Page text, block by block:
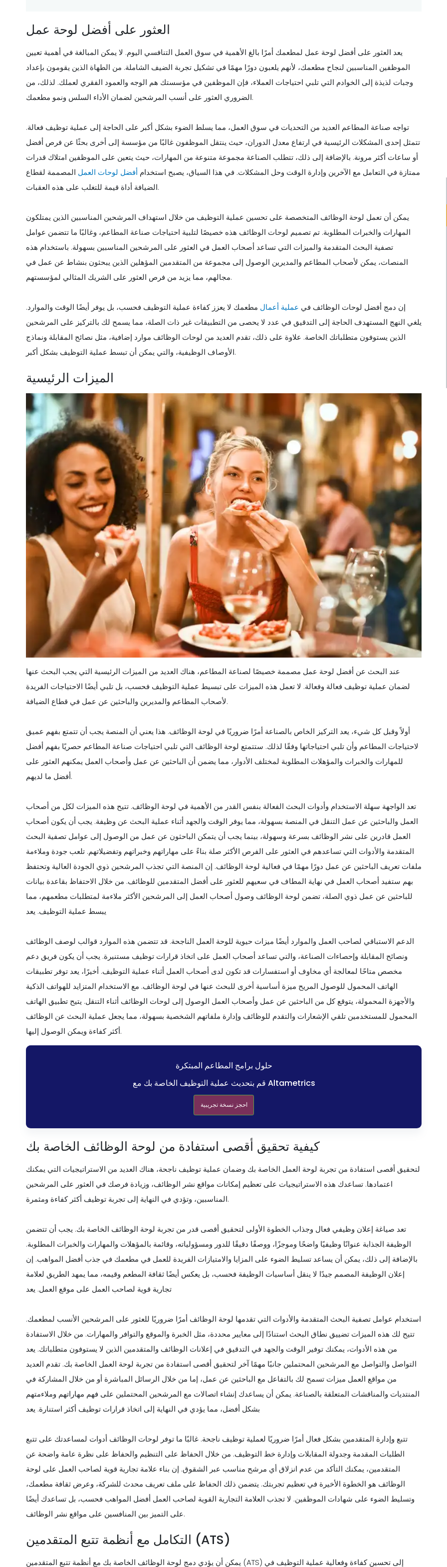
العثور على أفضل لوحة عمل
يعد العثور على أفضل لوحة عمل لمطعمك أمرًا بالغ الأهمية في سوق العمل التنافسي اليوم. لا يمكن المبالغة في أهمية تعيين
الموظفين المناسبين لنجاح مطعمك، لأنهم يلعبون دورًا مهمًا في تشكيل تجربة الضيف الشاملة. من الطهاة الذين يقومون بإعداد
وجبات لذيذة إلى الخوادم التي تلبي احتياجات العملاء، فإن الموظفين في مؤسستك هم الوجه والعمود الفقري لعملك. لذلك، من
الضروري العثور على أنسب المرشحين لضمان الأداء السلس ونمو مطعمك.
تواجه صناعة المطاعم العديد من التحديات في سوق العمل، مما يسلط الضوء بشكل أكبر على الحاجة إلى عملية توظيف فعالة.
تتمثل إحدى المشكلات الرئيسية في ارتفاع معدل الدوران، حيث ينتقل الموظفون غالبًا من مؤسسة إلى أخرى بحثًا عن فرص أفضل
أو ساعات أكثر مرونة. بالإضافة إلى ذلك، تتطلب الصناعة مجموعة متنوعة من المهارات، حيث يتعين على الموظفين امتلاك قدرات
ممتازة في التعامل مع الآخرين وإدارة الوقت وحل المشكلات. في هذا السياق، يصبح استخدام أفضل لوحات العمل المصممة لقطاع
الضيافة أداة قيمة للتغلب على هذه العقبات.
يمكن أن تعمل لوحة الوظائف المتخصصة على تحسين عملية التوظيف من خلال استهداف المرشحين المناسبين الذين يمتلكون
المهارات والخبرات المطلوبة. تم تصميم لوحات الوظائف هذه خصيصًا لتلبية احتياجات صناعة المطاعم، وغالبًا ما تتضمن عوامل
تصفية البحث المتقدمة والميزات التي تساعد أصحاب العمل في العثور على المرشحين المناسبين بسهولة. باستخدام هذه
المنصات، يمكن لأصحاب المطاعم والمديرين الوصول إلى مجموعة من المتقدمين المؤهلين الذين يبحثون بنشاط عن عمل في
مجالهم، مما يزيد من فرص العثور على الشريك المثالي لمؤسستهم.
إن دمج أفضل لوحات الوظائف في عملية أعمال مطعمك لا يعزز كفاءة عملية التوظيف فحسب، بل يوفر أيضًا الوقت والموارد.
يلغي النهج المستهدف الحاجة إلى التدقيق في عدد لا يحصى من التطبيقات غير ذات الصلة، مما يسمح لك بالتركيز على المرشحين
الذين يستوفون متطلباتك الخاصة. علاوة على ذلك، تقدم العديد من لوحات الوظائف موارد إضافية، مثل نصائح المقابلة ونماذج
الأوصاف الوظيفية، والتي يمكن أن تبسط عملية التوظيف بشكل أكبر.
الميزات الرئيسية
عند البحث عن أفضل لوحة عمل مصممة خصيصًا لصناعة المطاعم، هناك العديد من الميزات الرئيسية التي يجب البحث عنها
لضمان عملية توظيف فعالة وفعالة. لا تعمل هذه الميزات على تبسيط عملية التوظيف فحسب، بل تلبي أيضًا الاحتياجات الفريدة
لأصحاب المطاعم والمديرين والباحثين عن عمل في قطاع الضيافة.
أولاً وقبل كل شيء، يعد التركيز الخاص بالصناعة أمرًا ضروريًا في لوحة الوظائف. هذا يعني أن المنصة يجب أن تتمتع بفهم عميق
لاحتياجات المطاعم وأن تلبي احتياجاتها وفقًا لذلك. ستتمتع لوحة الوظائف التي تلبي احتياجات صناعة المطاعم حصريًا بفهم أفضل
للمهارات والخبرات والمؤهلات المطلوبة لمختلف الأدوار، مما يضمن أن الباحثين عن عمل وأصحاب العمل يمكنهم العثور على
أفضل ما لديهم.
تعد الواجهة سهلة الاستخدام وأدوات البحث الفعالة بنفس القدر من الأهمية في لوحة الوظائف. تتيح هذه الميزات لكل من أصحاب
العمل والباحثين عن عمل التنقل في المنصة بسهولة، مما يوفر الوقت والجهد أثناء عملية البحث عن وظيفة. يجب أن يكون أصحاب
العمل قادرين على نشر الوظائف بسرعة وسهولة، بينما يجب أن يتمكن الباحثون عن عمل من الوصول إلى عوامل تصفية البحث
المتقدمة والأدوات التي تساعدهم في العثور على الفرص الأكثر صلة بناءً على مهاراتهم وخبراتهم وتفضيلاتهم. تلعب جودة وملاءمة
ملفات تعريف الباحثين عن عمل دورًا مهمًا في فعالية لوحة الوظائف. إن المنصة التي تجذب المرشحين ذوي الجودة العالية وتحتفظ
بهم ستفيد أصحاب العمل في نهاية المطاف في سعيهم للعثور على أفضل المتقدمين للوظائف. من خلال الاحتفاظ بقاعدة بيانات
للباحثين عن عمل ذوي الصلة، تضمن لوحة الوظائف وصول أصحاب العمل إلى المرشحين الأكثر ملاءمة لمتطلبات مطعمهم، مما
يبسط عملية التوظيف. يعد
الدعم الاستباقي لصاحب العمل والموارد أيضًا ميزات حيوية للوحة العمل الناجحة. قد تتضمن هذه الموارد قوالب لوصف الوظائف
ونصائح المقابلة وإحصاءات الصناعة، والتي تساعد أصحاب العمل على اتخاذ قرارات توظيف مستنيرة. يجب أن يكون فريق دعم
مخصص متاحًا لمعالجة أي مخاوف أو استفسارات قد تكون لدى أصحاب العمل أثناء عملية التوظيف. أخيرًا، يعد توفر تطبيقات
الهاتف المحمول للوصول المريح ميزة أساسية أخرى للبحث عنها في لوحة الوظائف. مع الاستخدام المتزايد للهواتف الذكية
والأجهزة المحمولة، يتوقع كل من الباحثين عن عمل وأصحاب العمل الوصول إلى لوحات الوظائف أثناء التنقل. يتيح تطبيق الهاتف
المحمول للمستخدمين تلقي الإشعارات والتقدم للوظائف وإدارة ملفاتهم الشخصية بسهولة، مما يجعل عملية البحث عن الوظائف
أكثر كفاءة ويمكن الوصول إليها.
حلول برامج المطاعم المبتكرة
قم بتحديث عملية التوظيف الخاصة بك مع Altametrics
احجز نسخة تجريبية
كيفية تحقيق أقصى استفادة من لوحة الوظائف الخاصة بك
لتحقيق أقصى استفادة من تجربة لوحة العمل الخاصة بك وضمان عملية توظيف ناجحة، هناك العديد من الاستراتيجيات التي يمكنك
اعتمادها. تساعدك هذه الاستراتيجيات على تعظيم إمكانات مواقع نشر الوظائف، وزيادة فرصك في العثور على المرشحين
المناسبين، وتؤدي في النهاية إلى تجربة توظيف أكثر كفاءة ومثمرة.
تعد صياغة إعلان وظيفي فعال وجذاب الخطوة الأولى لتحقيق أقصى قدر من تجربة لوحة الوظائف الخاصة بك. يجب أن تتضمن
الوظيفة الجذابة عنوانًا وظيفيًا واضحًا وموجزًا، ووصفًا دقيقًا للدور ومسؤولياته، وقائمة بالمؤهلات والمهارات والخبرات المطلوبة.
بالإضافة إلى ذلك، يمكن أن يساعد تسليط الضوء على المزايا والامتيازات الفريدة للعمل في مطعمك في جذب أفضل المواهب. إن
إعلان الوظيفة المصمم جيدًا لا ينقل أساسيات الوظيفة فحسب، بل يعكس أيضًا ثقافة المطعم وقيمه، مما يمهد الطريق لعلامة
تجارية قوية لصاحب العمل على موقع العمل. يعد
استخدام عوامل تصفية البحث المتقدمة والأدوات التي تقدمها لوحة الوظائف أمرًا ضروريًا للعثور على المرشحين الأنسب لمطعمك.
تتيح لك هذه الميزات تضييق نطاق البحث استنادًا إلى معايير محددة، مثل الخبرة والموقع والتوافر والمهارات. من خلال الاستفادة
من هذه الأدوات، يمكنك توفير الوقت والجهد في التدقيق في إعلانات الوظائف والمتقدمين الذين لا يستوفون متطلباتك. يعد
التواصل والتواصل مع المرشحين المحتملين جانبًا مهمًا آخر لتحقيق أقصى استفادة من تجربة لوحة العمل الخاصة بك. تقدم العديد
من مواقع العمل ميزات تسمح لك بالتفاعل مع الباحثين عن عمل، إما من خلال الرسائل المباشرة أو من خلال المشاركة في
المنتديات والمناقشات المتعلقة بالصناعة. يمكن أن يساعدك إنشاء اتصالات مع المرشحين المحتملين على فهم مهاراتهم وملاءمتهم
بشكل أفضل، مما يؤدي في النهاية إلى اتخاذ قرارات توظيف أكثر استنارة. يعد
تتبع وإدارة المتقدمين بشكل فعال أمرًا ضروريًا لعملية توظيف ناجحة. غالبًا ما توفر لوحات الوظائف أدوات لمساعدتك على تتبع
الطلبات المقدمة وجدولة المقابلات وإدارة خط التوظيف. من خلال الحفاظ على التنظيم والحفاظ على نظرة عامة واضحة عن
المتقدمين، يمكنك التأكد من عدم انزلاق أي مرشح مناسب عبر الشقوق. إن بناء علامة تجارية قوية لصاحب العمل على لوحة
الوظائف هو الخطوة الأخيرة في تعظيم تجربتك. يتضمن ذلك الحفاظ على ملف تعريف محدث للشركة، وعرض ثقافة مطعمك،
وتسليط الضوء على شهادات الموظفين. لا تجذب العلامة التجارية القوية لصاحب العمل أفضل المواهب فحسب، بل تساعدك أيضًا
على التميز بين المنافسين على مواقع نشر الوظائف.
التكامل مع أنظمة تتبع المتقدمين (ATS)
يمكن أن يؤدي دمج لوحة الوظائف الخاصة بك مع أنظمة تتبع المتقدمين (ATS) إلى تحسين كفاءة وفعالية عملية التوظيف في